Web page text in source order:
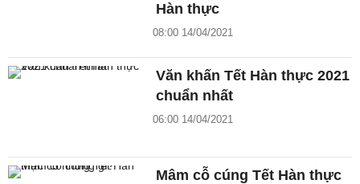
Hàn thực
08:00 14/04/2021
Văn khấn Tết Hàn thực 2021
chuẩn nhất
06:00 14/04/2021
Mâm cỗ cúng Tết Hàn thực